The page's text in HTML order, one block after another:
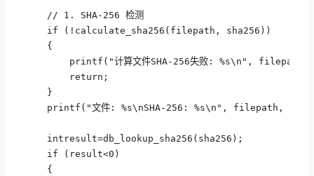
// 1. SHA-256 检测
if (!calculate_sha256(filepath, sha256))
{
printf("计算文件SHA-256失败: %s\n", filepath);
return;
}
printf("文件: %s\nSHA-256: %s\n", filepath,
intresult=db_lookup_sha256(sha256);
if (result<0)
{